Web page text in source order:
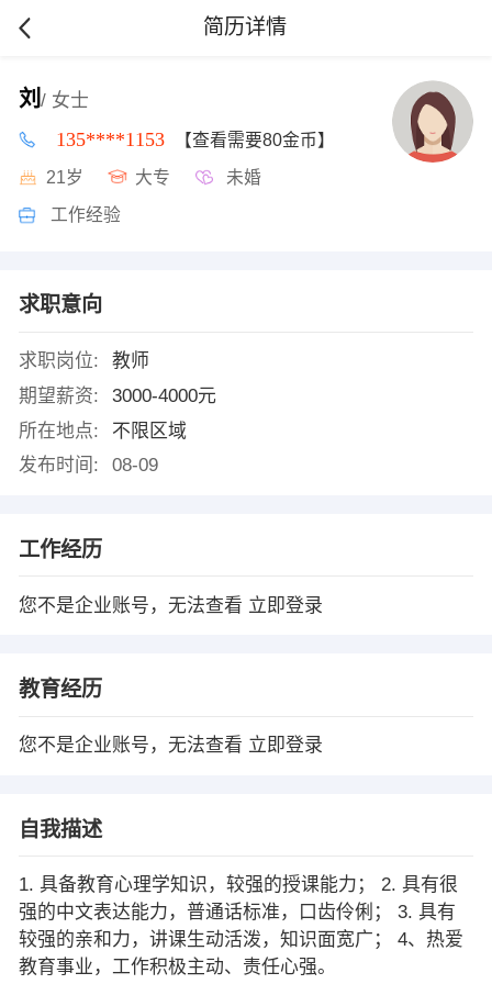
简历详情
刘 / 女士
135****1153 【查看需要80金币】
21岁 大专 未婚
工作经验
求职意向
求职岗位:
教师
期望薪资:
3000-4000元
所在地点:
不限区域
发布时间:
08-09
工作经历
您不是企业账号，无法查看 立即登录
教育经历
您不是企业账号，无法查看 立即登录
自我描述
1. 具备教育心理学知识，较强的授课能力； 2. 具有很
强的中文表达能力，普通话标准，口齿伶俐； 3. 具有
较强的亲和力，讲课生动活泼，知识面宽广； 4、热爱
教育事业，工作积极主动、责任心强。